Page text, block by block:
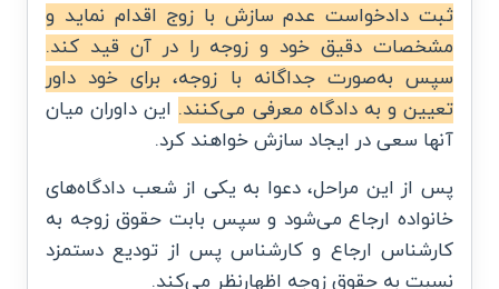
ثبت دادخواست عدم سازش با زوج اقدام نماید و
مشخصات دقیق خود و زوجه را در آن قید کند.
سپس به‌صورت جداگانه با زوجه، برای خود داور
تعیین و به دادگاه معرفی می‌کنند. این داوران میان
آنها سعی در ایجاد سازش خواهند کرد.
پس از این مراحل، دعوا به یکی از شعب دادگاه‌های
خانواده ارجاع می‌شود و سپس بابت حقوق زوجه به
کارشناس ارجاع و کارشناس پس از تودیع دستمزد
نسبت به حقوق زوجه اظهارنظر می‌کند.